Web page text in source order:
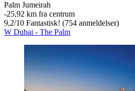
Palm Jumeirah
‐25,92 km fra centrum
9,2/10 Fantastisk! (754 anmeldelser)
W Dubai - The Palm